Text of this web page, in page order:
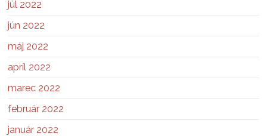
júl 2022
jún 2022
máj 2022
apríl 2022
marec 2022
február 2022
január 2022